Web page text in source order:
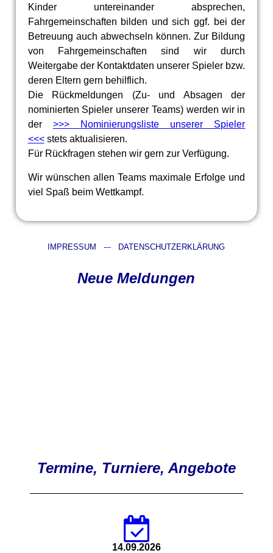
Kinder untereinander absprechen,
Fahrgemeinschaften bilden und sich ggf. bei der
Betreuung auch abwechseln können. Zur Bildung
von Fahrgemeinschaften sind wir durch
Weitergabe der Kontaktdaten unserer Spieler bzw.
deren Eltern gern behilflich.
Die Rückmeldungen (Zu- und Absagen der
nominierten Spieler unserer Teams) werden wir in
der >>> Nominierungsliste unserer Spieler
<<<stets aktualisieren.
Für Rückfragen stehen wir gern zur Verfügung.
Wir wünschen allen Teams maximale Erfolge und
viel Spaß beim Wettkampf.
IMPRESSUM --- DATENSCHUTZERKLÄRUNG
Neue Meldungen
Termine, Turniere, Angebote
14.09.2026